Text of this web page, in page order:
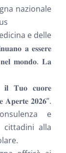
nazionale
e delle
𝐚 𝐞𝐬𝐬𝐞𝐫𝐞
𝐧𝐞𝐥 𝐦𝐨𝐧𝐝𝐨. 𝐋𝐚
𝐓𝐮𝐨 𝐜𝐮𝐨𝐫𝐞
𝐀𝐩𝐞𝐫𝐭𝐞 𝟐𝟎𝟐𝟔”.
e
cittadini alla